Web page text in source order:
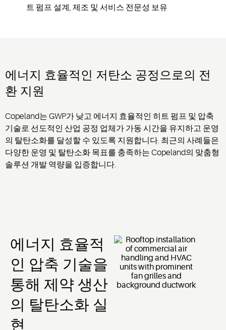
트 펌프 설계, 제조 및 서비스 전문성 보유
에너지 효율적인 저탄소 공정으로의 전
환 지원
Copeland는 GWP가 낮고 에너지 효율적인 히트 펌프 및 압축
기술로 선도적인 산업 공정 업체가 가동 시간을 유지하고 운영
의 탈탄소화를 달성할 수 있도록 지원합니다. 최근의 사례들은
다양한 운영 및 탈탄소화 목표를 충족하는 Copeland의 맞춤형
솔루션 개발 역량을 입증합니다.
에너지 효율적
인 압축 기술을
통해 제약 생산
의 탈탄소화 실
현